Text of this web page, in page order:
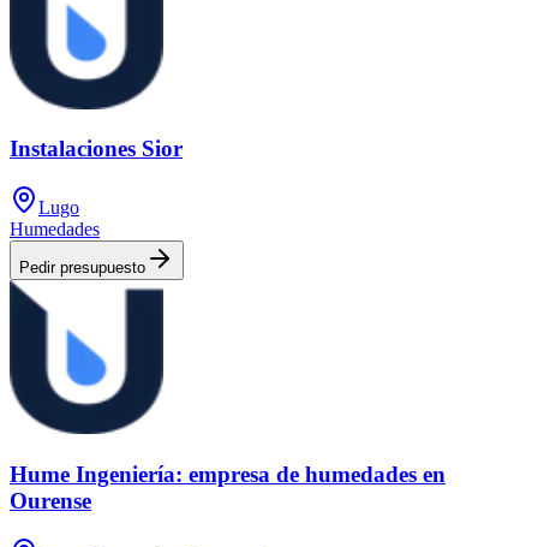
Instalaciones Sior
Lugo
Humedades
Pedir presupuesto
Hume Ingeniería: empresa de humedades en
Ourense